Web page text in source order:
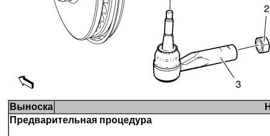
Выноска
Предварительная процедура